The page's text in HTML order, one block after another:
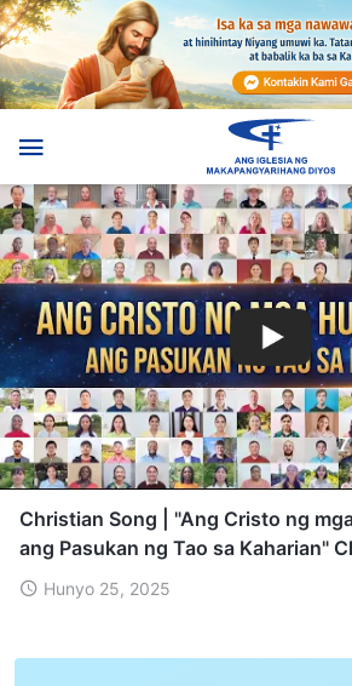
Christian Song | "Ang Cristo ng
ang Pasukan ng Tao sa Kaharian"
Hunyo 25, 2025